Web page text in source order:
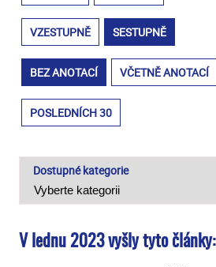
VZESTUPNĚ SESTUPNĚ
BEZ ANOTACÍ VČETNĚ ANOTACÍ
POSLEDNÍCH 30
Dostupné kategorie
V lednu 2023 vyšly tyto články: